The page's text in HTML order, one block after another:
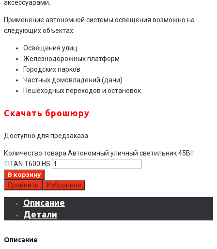
аксессуарами.
Применение автономной системы освещения возможно на
следующих объектах:
Освещения улиц
Железнодорожных платформ
Городских парков
Частных домовладений (дачи)
Пешеходных переходов и остановок
Скачать брошюру
Доступно для предзаказа
Количество товара Автономный уличный светильник 45Вт
TITAN T600 HS
В корзину
Сравнить Избранное
Описание
Детали
Описание